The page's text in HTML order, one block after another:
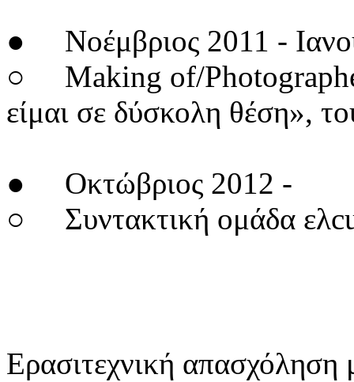
● Νοέμβριος 2011 -
○ Making of/
είμαι σε δύσκολη θέση»,
● Οκτώβριος 2012 -
○ Συντακτική ομάδα
Ερασιτεχνική